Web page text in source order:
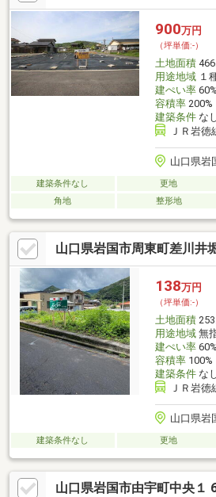
900万円
（坪単価:-）
土地面積
用途地域１
建ぺい率60%
容積率200%
建築条件な
ＪＲ岩
山口県岩
建築条件なし 更地
角地
整形地
山口県岩国市周東町差川井
138万円
（坪単価:-）
土地面積
用途地域無
建ぺい率60%
容積率100%
建築条件な
ＪＲ岩徳
山口県岩
建築条件なし 更地
山口県岩国市由宇町中央１